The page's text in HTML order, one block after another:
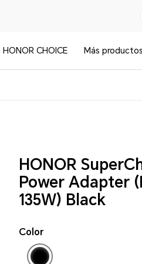
HONOR CHOICE Más productos
HONOR
Power Adapter
135W) Black
Color